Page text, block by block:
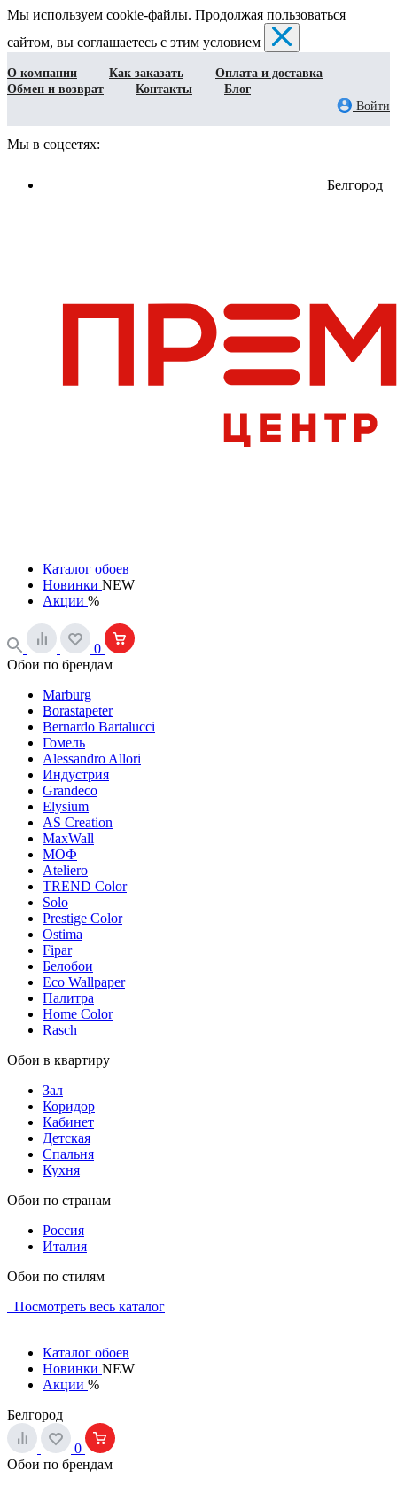
Мы используем cookie-файлы. Продолжая пользоваться
сайтом, вы соглашаетесь с этим условием
О компании Как заказать
Оплата и доставка
Обмен и возврат
Контакты
Блог
Войти
Мы в соцсетях:
Белгород
Каталог обоев
Новинки NEW
Акции %
0
Обои по брендам
Marburg
Borastapeter
Bernardo Bartalucci
Гомель
Alessandro Allori
Индустрия
Grandeco
Elysium
AS Creation
MaxWall
МОФ
Ateliero
TREND Color
Solo
Prestige Color
Ostima
Fipar
Белобои
Eco Wallpaper
Палитра
Home Color
Rasch
Обои в квартиру
Зал
Коридор
Кабинет
Детская
Спальня
Кухня
Обои по странам
Россия
Италия
Обои по стилям
Посмотреть весь каталог
Каталог обоев
Новинки NEW
Акции %
Белгород
0
Обои по брендам